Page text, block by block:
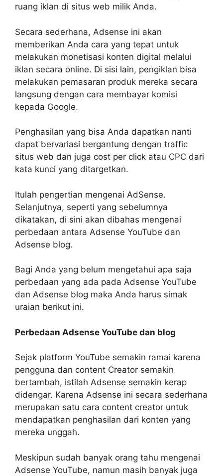
ruang iklan di situs web milik Anda.
Secara sederhana, Adsense ini akan
memberikan Anda cara yang tepat untuk
melakukan monetisasi konten digital melalui
iklan secara online. Di sisi lain, pengiklan bisa
melakukan pemasaran produk mereka secara
langsung dengan cara membayar komisi
kepada Google.
Penghasilan yang bisa Anda dapatkan nanti
dapat bervariasi bergantung dengan traffic
situs web dan juga cost per click atau CPC dari
kata kunci yang ditargetkan.
Itulah pengertian mengenai AdSense.
Selanjutnya, seperti yang sebelumnya
dikatakan, di sini akan dibahas mengenai
perbedaan antara Adsense YouTube dan
Adsense blog.
Bagi Anda yang belum mengetahui apa saja
perbedaan yang ada pada Adsense YouTube
dan Adsense blog maka Anda harus simak
uraian berikut ini.
Perbedaan Adsense YouTube dan blog
Sejak platform YouTube semakin ramai karena
pengguna dan content Creator semakin
bertambah, istilah Adsense semakin kerap
didengar. Karena Adsense ini secara sederhana
merupakan satu cara content creator untuk
mendapatkan penghasilan dari konten yang
mereka unggah.
Meskipun sudah banyak orang tahu mengenai
Adsense YouTube, namun masih banyak juga